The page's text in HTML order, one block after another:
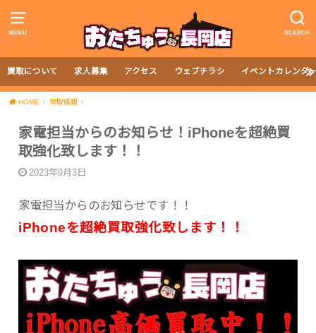
MENU SEARCH
買取について 求人募集 アクセス ウェブチラシ イベントカレンダ
HOME 買取情報
家電担当からのお知らせ！iPhoneを超絶買
取強化致します！！
2023年9月3日
家電担当からのお知らせです！！
iPhoneを超絶買取強化致します！！